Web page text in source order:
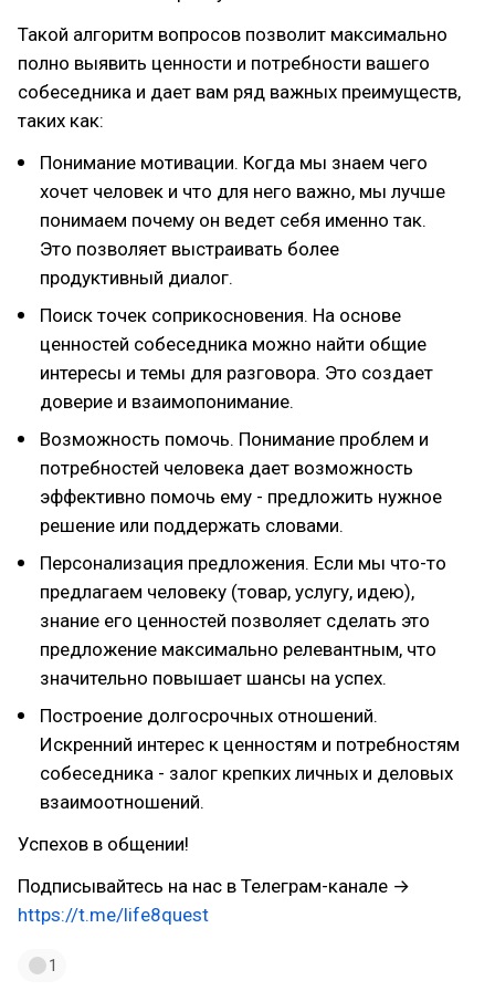
Такой алгоритм вопросов позволит максимально
полно выявить ценности и потребности вашего
собеседника и дает вам ряд важных преимуществ,
таких как:
Понимание мотивации. Когда мы знаем чего
хочет человек и что для него важно, мы лучше
понимаем почему он ведет себя именно так.
Это позволяет выстраивать более
продуктивный диалог.
Поиск точек соприкосновения. На основе
ценностей собеседника можно найти общие
интересы и темы для разговора. Это создает
доверие и взаимопонимание.
Возможность помочь. Понимание проблем и
потребностей человека дает возможность
эффективно помочь ему - предложить нужное
решение или поддержать словами.
Персонализация предложения. Если мы что-то
предлагаем человеку (товар, услугу, идею),
знание его ценностей позволяет сделать это
предложение максимально релевантным, что
значительно повышает шансы на успех.
Построение долгосрочных отношений.
Искренний интерес к ценностям и потребностям
собеседника - залог крепких личных и деловых
взаимоотношений.
Успехов в общении!
Подписывайтесь на нас в Телеграм-канале →
https://t.me/life8quest
1